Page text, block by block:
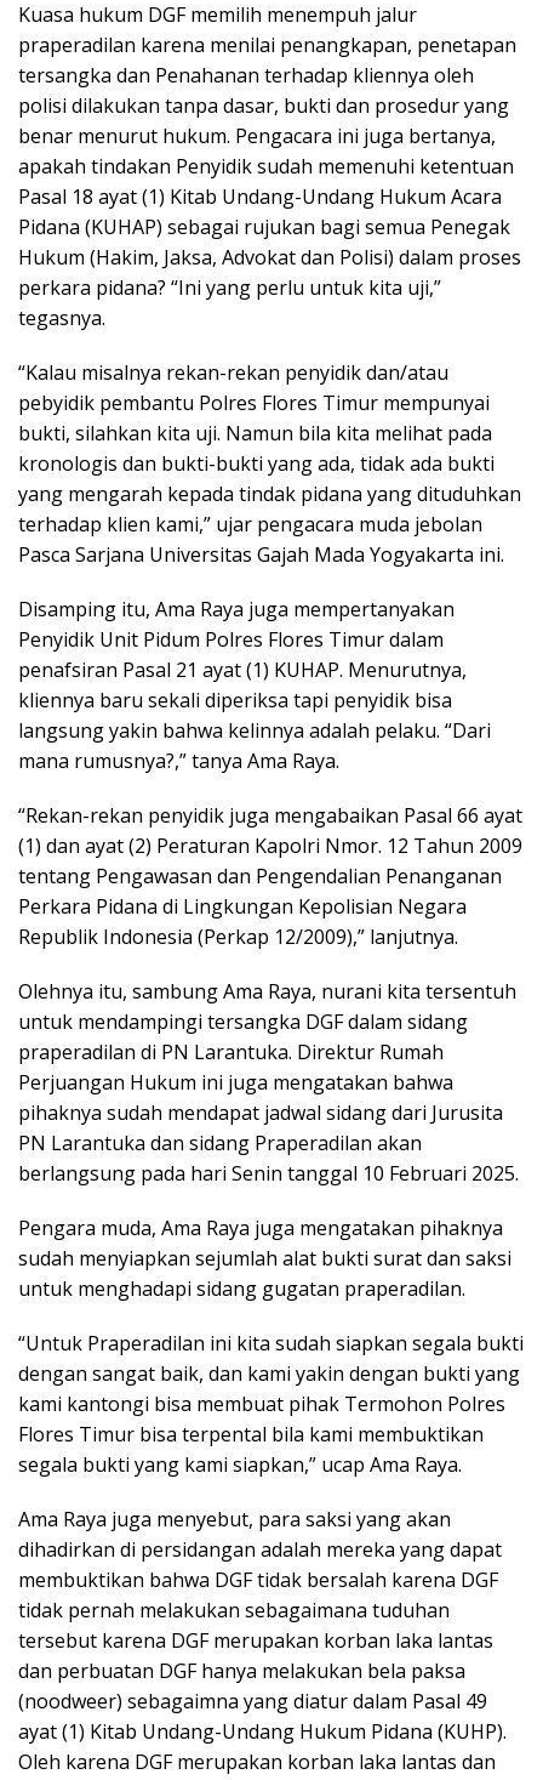
Kuasa hukum DGF memilih menempuh jalur
praperadilan karena menilai penangkapan, penetapan
tersangka dan Penahanan terhadap kliennya oleh
polisi dilakukan tanpa dasar, bukti dan prosedur yang
benar menurut hukum. Pengacara ini juga bertanya,
apakah tindakan Penyidik sudah memenuhi ketentuan
Pasal 18 ayat (1) Kitab Undang-Undang Hukum Acara
Pidana (KUHAP) sebagai rujukan bagi semua Penegak
Hukum (Hakim, Jaksa, Advokat dan Polisi) dalam proses
perkara pidana? “Ini yang perlu untuk kita uji,”
tegasnya.
“Kalau misalnya rekan-rekan penyidik dan/atau
pebyidik pembantu Polres Flores Timur mempunyai
bukti, silahkan kita uji. Namun bila kita melihat pada
kronologis dan bukti-bukti yang ada, tidak ada bukti
yang mengarah kepada tindak pidana yang dituduhkan
terhadap klien kami,” ujar pengacara muda jebolan
Pasca Sarjana Universitas Gajah Mada Yogyakarta ini.
Disamping itu, Ama Raya juga mempertanyakan
Penyidik Unit Pidum Polres Flores Timur dalam
penafsiran Pasal 21 ayat (1) KUHAP. Menurutnya,
kliennya baru sekali diperiksa tapi penyidik bisa
langsung yakin bahwa kelinnya adalah pelaku. “Dari
mana rumusnya?,” tanya Ama Raya.
“Rekan-rekan penyidik juga mengabaikan Pasal 66 ayat
(1) dan ayat (2) Peraturan Kapolri Nmor. 12 Tahun 2009
tentang Pengawasan dan Pengendalian Penanganan
Perkara Pidana di Lingkungan Kepolisian Negara
Republik Indonesia (Perkap 12/2009),” lanjutnya.
Olehnya itu, sambung Ama Raya, nurani kita tersentuh
untuk mendampingi tersangka DGF dalam sidang
praperadilan di PN Larantuka. Direktur Rumah
Perjuangan Hukum ini juga mengatakan bahwa
pihaknya sudah mendapat jadwal sidang dari Jurusita
PN Larantuka dan sidang Praperadilan akan
berlangsung pada hari Senin tanggal 10 Februari 2025.
Pengara muda, Ama Raya juga mengatakan pihaknya
sudah menyiapkan sejumlah alat bukti surat dan saksi
untuk menghadapi sidang gugatan praperadilan.
“Untuk Praperadilan ini kita sudah siapkan segala bukti
dengan sangat baik, dan kami yakin dengan bukti yang
kami kantongi bisa membuat pihak Termohon Polres
Flores Timur bisa terpental bila kami membuktikan
segala bukti yang kami siapkan,” ucap Ama Raya.
Ama Raya juga menyebut, para saksi yang akan
dihadirkan di persidangan adalah mereka yang dapat
membuktikan bahwa DGF tidak bersalah karena DGF
tidak pernah melakukan sebagaimana tuduhan
tersebut karena DGF merupakan korban laka lantas
dan perbuatan DGF hanya melakukan bela paksa
(noodweer) sebagaimna yang diatur dalam Pasal 49
ayat (1) Kitab Undang-Undang Hukum Pidana (KUHP).
Oleh karena DGF merupakan korban laka lantas dan